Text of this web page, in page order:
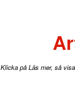
Klicka på Läs mer, så